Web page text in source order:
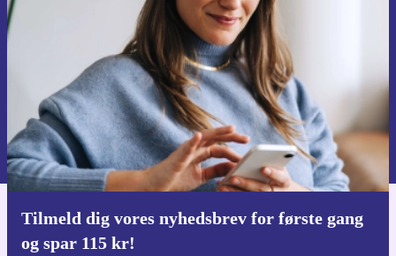
Tilmeld dig vores nyhedsbrev for første gang
og spar 115 kr!
Gå aldrig glip af et tilbud igen.
Anmod om kupon
Du kan finde information omkring vores brug af personlig data i vores
Privatlivspolitik
Download refurbed appen